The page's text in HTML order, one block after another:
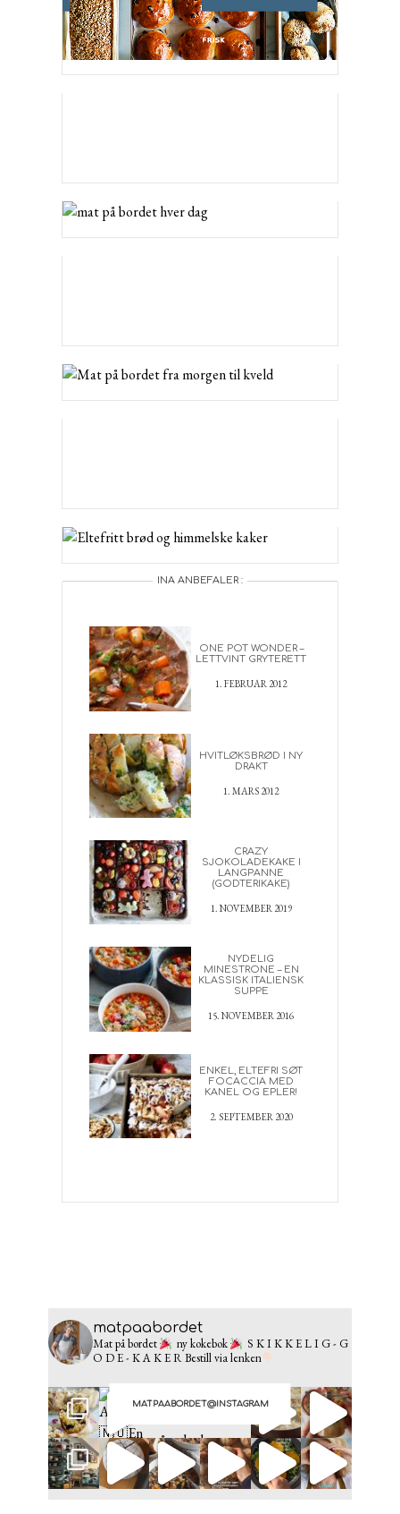
INA ANBEFALER :
ONE POT WONDER –
LETTVINT GRYTERETT
1. FEBRUAR 2012
HVITLØKSBRØD I NY
DRAKT
1. MARS 2012
CRAZY
SJOKOLADEKAKE I
LANGPANNE
(GODTERIKAKE)
1. NOVEMBER 2019
NYDELIG
MINESTRONE – EN
KLASSISK ITALIENSK
SUPPE
15. NOVEMBER 2016
ENKEL, ELTEFRI SØT
FOCACCIA MED
KANEL OG EPLER!
2. SEPTEMBER 2020
MATPAABORDET@INSTAGRAM
matpaabordet
Mat på bordet ny kokebok
S K I K K E L I G - G
O D E - K A K E RBestill via lenken